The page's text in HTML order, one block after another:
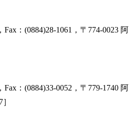
Fax：(0884)28-1061，〒774-0023 阿
Fax：(0884)33-0052，〒779-1740 阿